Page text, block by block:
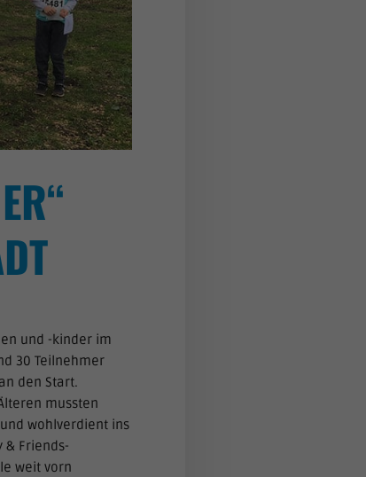
und -kinder im
30 Teilnehmer
den Start.
mussten
wohlverdient ins
& Friends-
weit vorn